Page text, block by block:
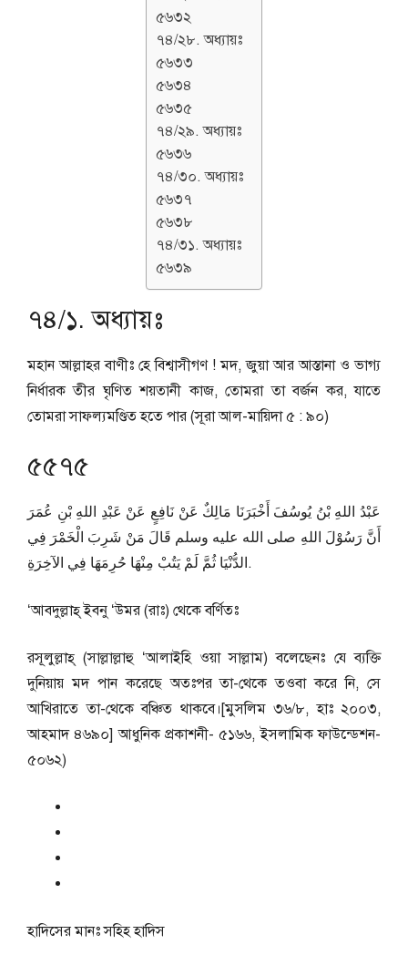
৫৬৩২
৭৪/২৮. অধ্যায়ঃ
৫৬৩৩
৫৬৩৪
৫৬৩৫
৭৪/২৯. অধ্যায়ঃ
৫৬৩৬
৭৪/৩০. অধ্যায়ঃ
৫৬৩৭
৫৬৩৮
৭৪/৩১. অধ্যায়ঃ
৫৬৩৯
৭৪/১. অধ্যায়ঃ
মহান আল্লাহর বাণীঃ হে বিশ্বাসীগণ ! মদ, জুয়া আর আস্তানা ও ভাগ্য
নির্ধারক তীর ঘৃণিত শয়তানী কাজ, তোমরা তা বর্জন কর, যাতে
তোমরা সাফল্যমণ্ডিত হতে পার (সূরা আল-মায়িদা ৫ : ৯০)
৫৫৭৫
عَبْدُ اللهِ بْنُ يُوسُفَ أَخْبَرَنَا مَالِكٌ عَنْ نَافِعٍ عَنْ عَبْدِ اللهِ بْنِ عُمَرَ
أَنَّ رَسُوْلَ اللهِ صلى الله عليه وسلم قَالَ مَنْ شَرِبَ الْخَمْرَ فِي
الدُّنْيَا ثُمَّ لَمْ يَتُبْ مِنْهَا حُرِمَهَا فِي الآخِرَةِ.
‘আবদুল্লাহ্‌ ইবনু ‘উমর (রাঃ) থেকে বর্ণিতঃ
রসূলুল্লাহ্‌ (সাল্লাল্লাহু ‘আলাইহি ওয়া সাল্লাম) বলেছেনঃ যে ব্যক্তি
দুনিয়ায় মদ পান করেছে অতঃপর তা-থেকে তওবা করে নি, সে
আখিরাতে তা-থেকে বঞ্চিত থাকবে।[মুসলিম ৩৬/৮, হাঃ ২০০৩,
আহমাদ ৪৬৯০] আধুনিক প্রকাশনী- ৫১৬৬, ইসলামিক ফাউন্ডেশন-
৫০৬২)
হাদিসের মানঃসহিহ হাদিস